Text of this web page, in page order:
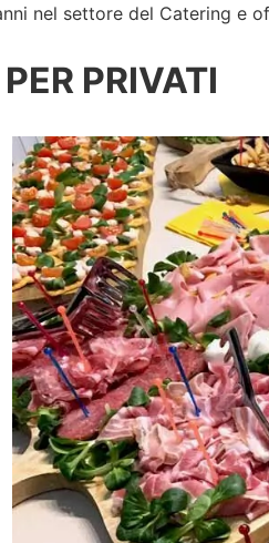
nel settore del Catering e
PRIVATI